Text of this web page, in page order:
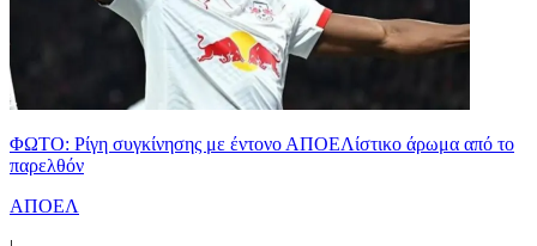
ΦΩΤΟ: Ρίγη συγκίνησης με έντονο ΑΠΟΕΛίστικο άρωμα από το
παρελθόν
ΑΠΟΕΛ